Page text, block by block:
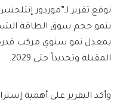
توقع تقرير لـ”موردور
ينمو حجم سوق الطاقة
المقبلة وتحديداً حتى 2029.
وأكد التقرير على أهمية